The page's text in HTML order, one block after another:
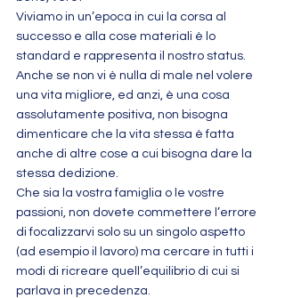
Viviamo in un’epoca in cui la corsa al
successo e alla cose materiali è lo
standard e rappresenta il nostro status.
Anche se non vi è nulla di male nel volere
una vita migliore, ed anzi, è una cosa
assolutamente positiva, non bisogna
dimenticare che la vita stessa è fatta
anche di altre cose a cui bisogna dare la
stessa dedizione.
Che sia la vostra famiglia o le vostre
passioni, non dovete commettere l’errore
di focalizzarvi solo su un singolo aspetto
(ad esempio il lavoro) ma cercare in tutti i
modi di ricreare quell’equilibrio di cui si
parlava in precedenza.